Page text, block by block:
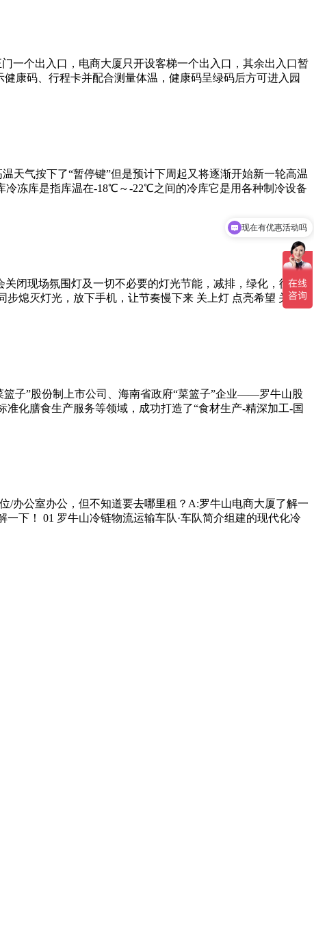
一个出入口，电商大厦只开设客梯一个出入口，其余出入口暂
康码、行程卡并配合测量体温，健康码呈绿码后方可进入园
天气按下了“暂停键”但是预计下周起又将逐渐开始新一轮高温
冷冻库是指库温在-18℃～-22℃之间的冷库它是用各种制冷设备
关闭现场氛围灯及一切不必要的灯光节能，减排，绿化，循环
熄灭灯光，放下手机，让节奏慢下来 关上灯 点亮希望 关闭
篮子”股份制上市公司、海南省政府“菜篮子”企业——罗牛山股
化膳食生产服务等领域，成功打造了“食材生产-精深加工-国
/办公室办公，但不知道要去哪里租？A:罗牛山电商大厦了解一
下！ 01 罗牛山冷链物流运输车队·车队简介组建的现代化冷
现在有优惠活动吗